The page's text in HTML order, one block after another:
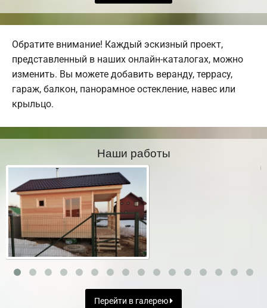
Обратите внимание! Каждый эскизный проект,
представленный в наших онлайн-каталогах, можно
изменить. Вы можете добавить веранду, террасу,
гараж, балкон, панорамное остекление, навес или
крыльцо.
Наши работы
Перейти в галерею